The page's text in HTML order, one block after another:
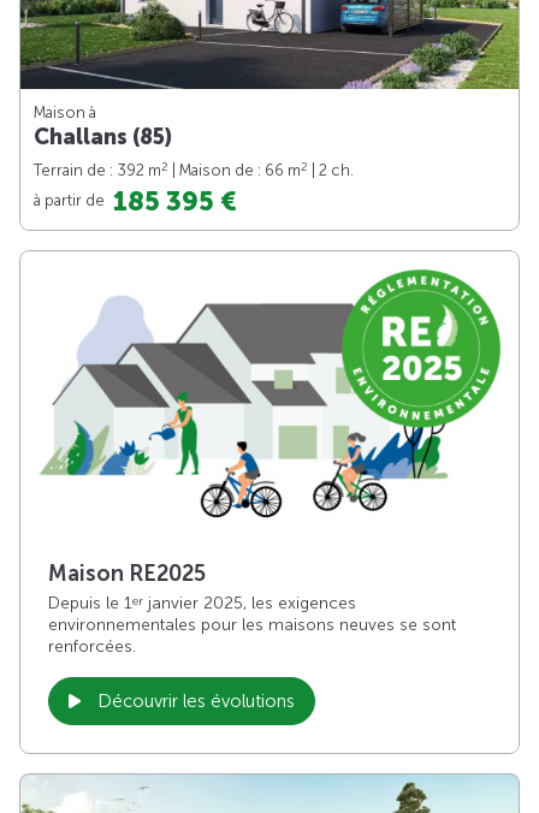
Maison à
Challans (85)
Terrain de : 392 m2 | Maison de : 66 m2
| 2 ch.
à partir de 185 395 €
Maison RE2025
Depuis le 1er janvier 2025, les exigences
environnementales pour les maisons neuves se sont
renforcées.
Découvrir les évolutions